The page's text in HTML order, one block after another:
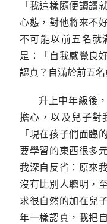
「我這樣隨便讀讀
心態，對他將來不
不可能以前五名就
是：「自我感覺良
認真？自滿於前五名
升上中年級後
擔心，以及兒子對
「現在孩子們面臨
要學習的東西很多
我深自反省：原來
沒有比別人聰明，
求很自然的加在兒
年一樣認真，我把